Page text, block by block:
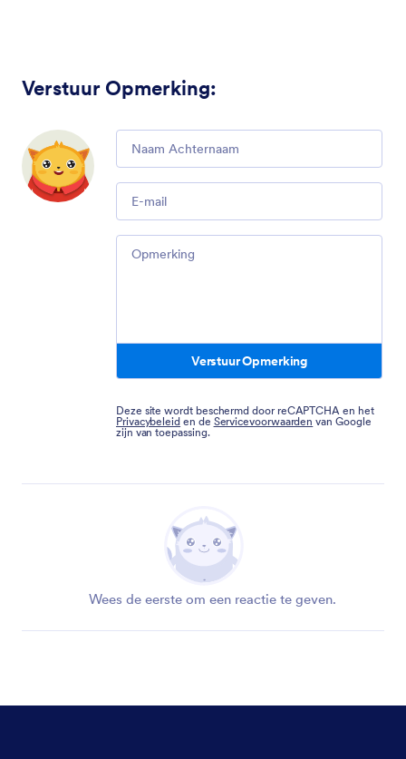
Verstuur Opmerking:
Comment
Email
Comment
Verstuur Opmerking
Deze site wordt beschermd door reCAPTCHA en het
Privacybeleid en de Servicevoorwaarden van Google
zijn van toepassing.
Wees de eerste om een reactie te geven.